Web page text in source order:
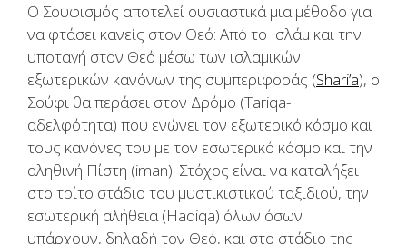
O Σουφισμός αποτελεί ουσιαστικά μια μέθοδο για
να φτάσει κανείς στον Θεό: Από το Ισλάμ και την
υποταγή στον Θεό μέσω των ισλαμικών
εξωτερικών κανόνων της συμπεριφοράς (Shari’a), ο
Σούφι θα περάσει στον Δρόμο (Tariqa-
αδελφότητα) που ενώνει τον εξωτερικό κόσμο και
τους κανόνες του με τον εσωτερικό κόσμο και την
αληθινή Πίστη (iman). Στόχος είναι να καταλήξει
στο τρίτο στάδιο του μυστικιστικού ταξιδιού, την
εσωτερική αλήθεια (Haqiqa) όλων όσων
υπάρχουν, δηλαδή τον Θεό, και στο στάδιο της